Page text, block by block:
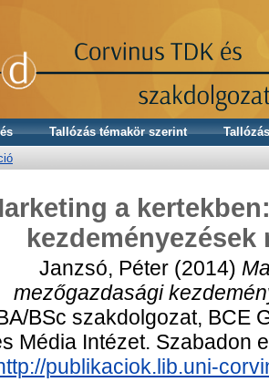
Tallózás témakör szerint
a
Janzsó, Péter (2014)
mezőgazdasági
BSc szakdolgozat, BCE
Média Intézet. Szabadon
publikaciok.lib.uni-